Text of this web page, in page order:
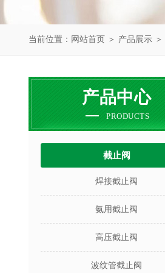
当前位置： 网站首页 ＞ 产品展示 ＞
产品中心
PRODUCTS
截止阀
焊接截止阀
氨用截止阀
高压截止阀
波纹管截止阀